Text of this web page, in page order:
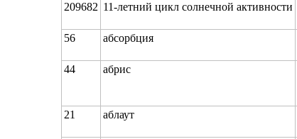
209682 11-летний цикл солнечной активности
56 абсорбция
44 абрис
21 аблаут